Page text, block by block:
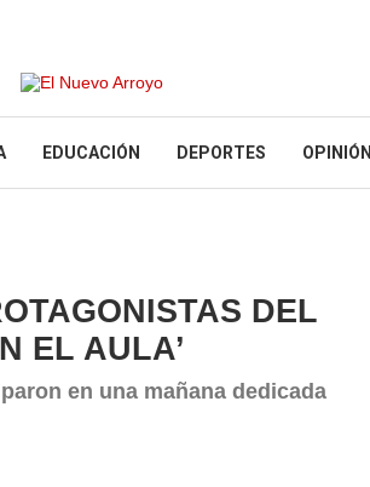
EDUCACIÓN DEPORTES OPINIÓN
DEL
EL AULA’
en una mañana dedicada